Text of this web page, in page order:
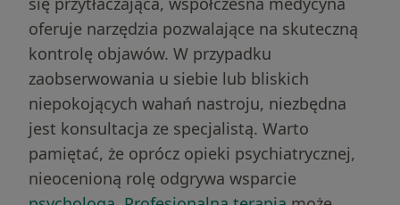
oferuje narzędzia pozwalające na skuteczną
kontrolę objawów. W przypadku
zaobserwowania u siebie lub bliskich
niepokojących wahań nastroju, niezbędna
jest konsultacja ze specjalistą. Warto
pamiętać, że oprócz opieki psychiatrycznej,
nieocenioną rolę odgrywa wsparcie
Szukasz wsparcia z Zaburzenia nastroju?
Dobierz terapeutę
4.8on Google